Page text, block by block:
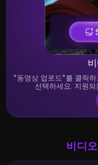
"동영상 업로드"를 클릭
선택하세요. 지원
비디